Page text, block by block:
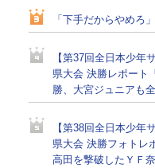
「下手だからやめろ
【第37回全日本少年
県大会 決勝レポート
勝、大宮ジュニアも全
【第38回全日本少年
県大会 決勝フォトレ
高田を撃破したＹＦ